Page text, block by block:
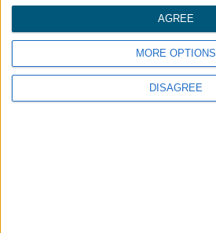
MORE OPTIONS
DISAGREE
AGREE
申请收到样品